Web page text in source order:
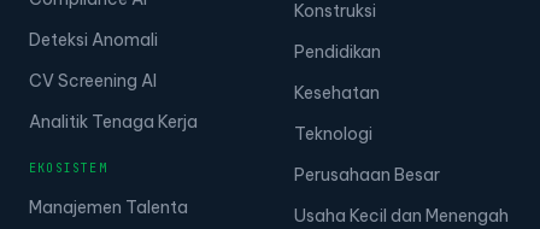
Deteksi Anomali
CV Screening AI
Analitik Tenaga Kerja
EKOSISTEM
Manajemen Talenta
Konstruksi
Pendidikan
Kesehatan
Teknologi
Perusahaan Besar
Usaha Kecil dan Menengah